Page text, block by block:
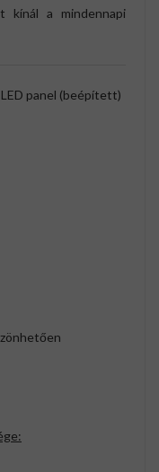
kínál a mindennapi
panel (beépített)